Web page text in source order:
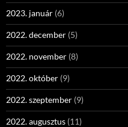
2023. január (6)
2022. december (5)
2022. november (8)
2022. október (9)
2022. szeptember (9)
2022. augusztus (11)